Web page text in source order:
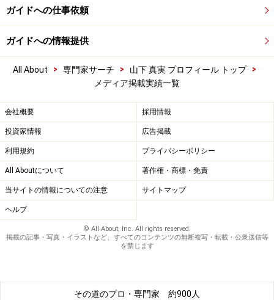
ガイドへの仕事依頼
ガイドへの情報提供
All About > 専門家サーチ > 山下 真実 プロフィール トップ
>
メディア掲載実績一覧
会社概要 採用情報
投資家情報 広告掲載
利用規約 プライバシーポリシー
All Aboutについて 著作権・商標・免責
当サイトの情報についての注意 サイトマップ
ヘルプ
© All About, Inc. All rights reserved.
掲載の記事・写真・イラストなど、すべてのコンテンツの無断複写・転載・公衆送信等
を禁じます
その道のプロ・専門家 約900人